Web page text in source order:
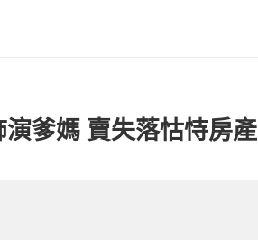
爹媽 賣失落怙恃房產